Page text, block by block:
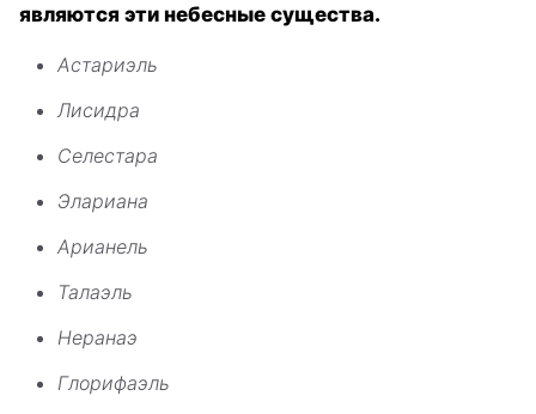
являются эти небесные существа.
Астариэль
Лисидра
Селестара
Элариана
Арианель
Талаэль
Неранаэ
Глорифаэль